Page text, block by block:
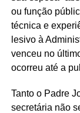
ou função
técnica e
lesivo à
venceu no
ocorreu até a
Tanto o Padre
secretária não